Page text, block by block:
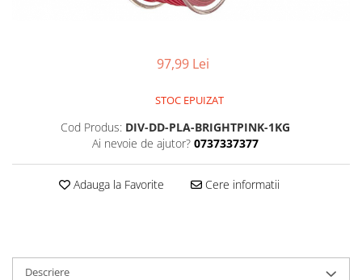
97,99 Lei
STOC EPUIZAT
Cod Produs: DIV-DD-PLA-BRIGHTPINK-1KG
Ai nevoie de ajutor? 0737337377
Adauga la Favorite Cere informatii
Descriere